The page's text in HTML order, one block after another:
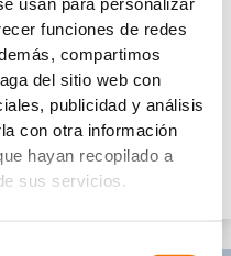
usan para personalizar
funciones de redes
compartimos
del sitio web con
publicidad y análisis
con otra información
hayan recopilado a
sus servicios.
möglichst viele Aufgaben
Bei VIAVAC ist das möglich! Ein
spart nicht nur
und Planung.